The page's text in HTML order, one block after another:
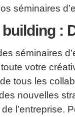
séminaires
:
séminaires
votre
tous les
nouvelles
l’entreprise.